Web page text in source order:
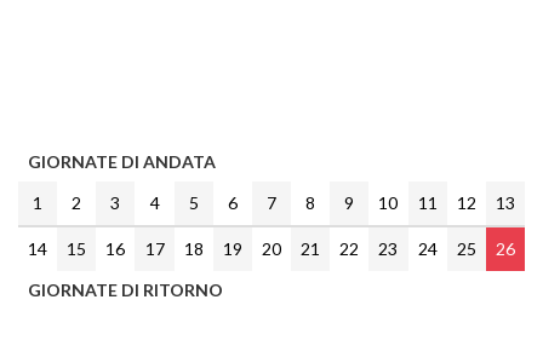
GIORNATE DI ANDATA
1
2 3 4 5 6 7 8 9 10 11 12 13
14 15 16 17 18 19 20 21 22 23 24 25
26
GIORNATE DI RITORNO